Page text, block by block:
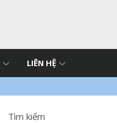
LIÊN HỆ
Tìm kiếm